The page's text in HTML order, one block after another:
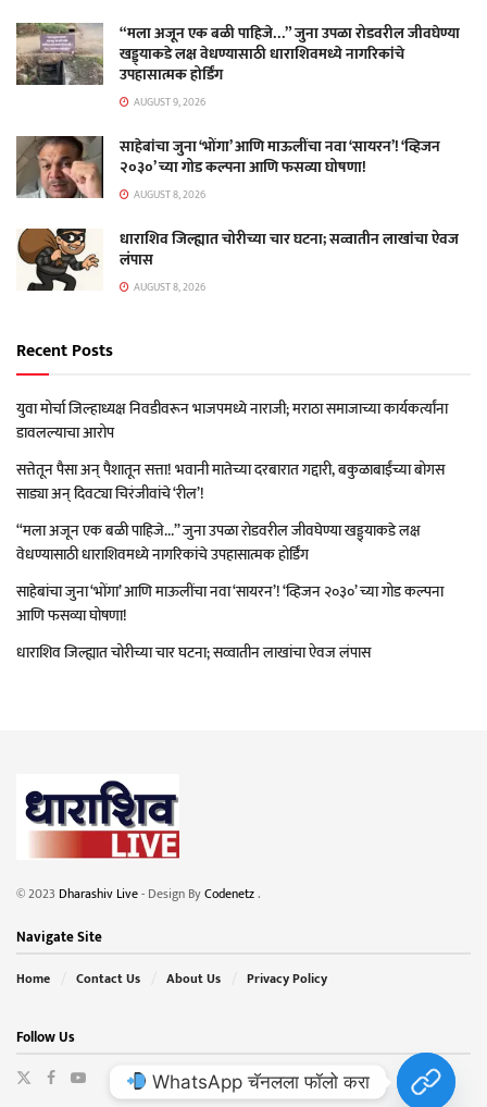
“मला अजून एक बळी पाहिजे…” जुना उपळा रोडवरील जीवघेण्या
खड्ड्याकडे लक्ष वेधण्यासाठी धाराशिवमध्ये नागरिकांचे
उपहासात्मक होर्डिंग
AUGUST 9, 2026
साहेबांचा जुना ‘भोंगा’ आणि माऊलींचा नवा ‘सायरन’! ‘व्हिजन
२०३०’ च्या गोड कल्पना आणि फसव्या घोषणा!
AUGUST 8, 2026
धाराशिव जिल्ह्यात चोरीच्या चार घटना; सव्वातीन लाखांचा ऐवज
लंपास
AUGUST 8, 2026
Recent Posts
युवा मोर्चा जिल्हाध्यक्ष निवडीवरून भाजपमध्ये नाराजी; मराठा समाजाच्या कार्यकर्त्यांना
डावलल्याचा आरोप
सत्तेतून पैसा अन् पैशातून सत्ता! भवानी मातेच्या दरबारात गद्दारी, बकुळाबाईंच्या बोगस
साड्या अन् दिवट्या चिरंजीवांचे ‘रील’!
“मला अजून एक बळी पाहिजे…” जुना उपळा रोडवरील जीवघेण्या खड्ड्याकडे लक्ष
वेधण्यासाठी धाराशिवमध्ये नागरिकांचे उपहासात्मक होर्डिंग
साहेबांचा जुना ‘भोंगा’ आणि माऊलींचा नवा ‘सायरन’! ‘व्हिजन २०३०’ च्या गोड कल्पना
आणि फसव्या घोषणा!
धाराशिव जिल्ह्यात चोरीच्या चार घटना; सव्वातीन लाखांचा ऐवज लंपास
© 2023 Dharashiv Live- Design ByCodenetz.
Navigate Site
Home Contact Us About Us Privacy Policy
Follow Us
WhatsApp चॅनलला फॉलो करा